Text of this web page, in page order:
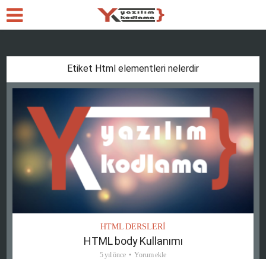
Etiket Html elementleri nelerdir
HTML DERSLERİ
HTML body Kullanımı
5 yıl önce Yorum ekle